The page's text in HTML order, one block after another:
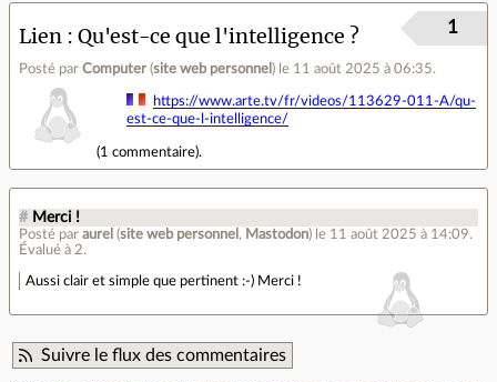
Lien Qu'est-ce que l'intelligence ?
Posté par Computer (site web personnel ) le 11 août 2025 à 06:35.
1
https://www.arte.tv/fr/videos/113629-011-A/qu-
est-ce-que-l-intelligence/
(1 commentaire).
# Merci !
Posté par aurel (site web personnel , Mastodon) le 11 août 2025 à 14:09.
Évalué à 2.
Aussi clair et simple que pertinent :-) Merci !
Suivre le flux des commentaires